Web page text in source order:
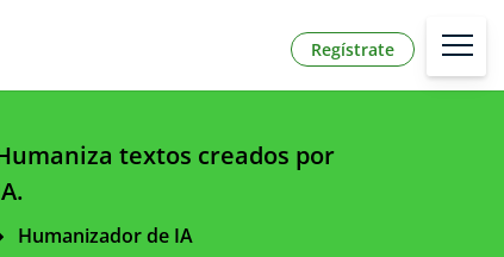
Regístrate
textos creados por
Humanizador de IA